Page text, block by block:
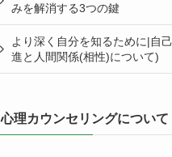
みを解消する3つの鍵
より深く自分を知るために|自
進と人間関係(相性)について)
心理カウンセリングについて